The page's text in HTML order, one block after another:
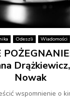
Odeszli Wiadomości
Nowak
wspomnienie o